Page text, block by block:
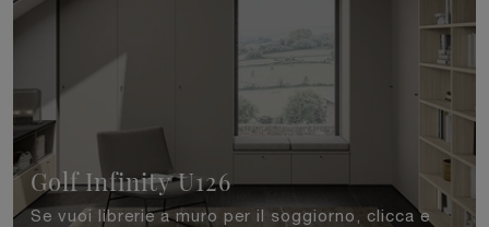
Golf Infinity U126
Se vuoi librerie a muro per il soggiorno, clicca e